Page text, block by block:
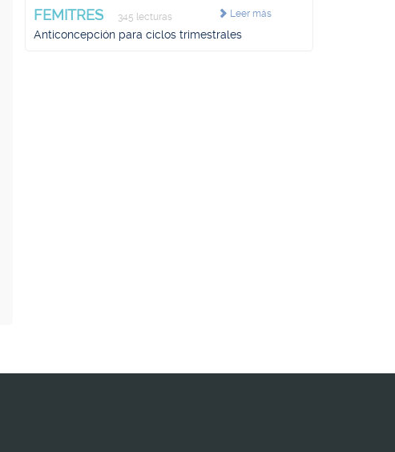
Leer más
FEMITRES 345 lecturas
Anticoncepción para ciclos trimestrales